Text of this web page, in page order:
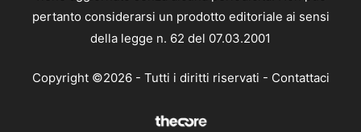
pertanto considerarsi un prodotto editoriale ai sensi
della legge n. 62 del 07.03.2001
Copyright ©2026 - Tutti i diritti riservati - Contattaci